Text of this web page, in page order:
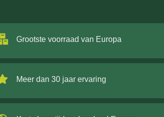
Grootste voorraad van Europa
Meer dan 30 jaar ervaring